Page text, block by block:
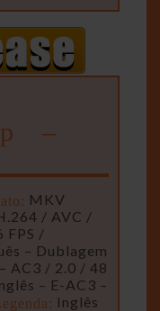
–
MKV
/ AVC /
FPS /
– Dublagem
AC3 / 2.0 / 48
– E-AC3 –
Inglês